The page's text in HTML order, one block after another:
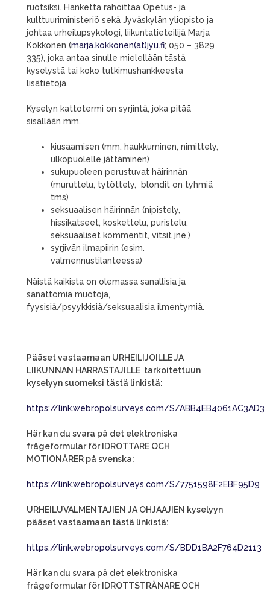
ruotsiksi. Hanketta rahoittaa Opetus- ja
kulttuuriministeriö sekä Jyväskylän yliopisto ja
johtaa urheilupsykologi, liikuntatieteilijä Marja
Kokkonen (marja.kokkonen(at)jyu.fi; 050 – 3829
335), joka antaa sinulle mielellään tästä
kyselystä tai koko tutkimushankkeesta
lisätietoja.
Kyselyn kattotermi on syrjintä, joka pitää
sisällään mm.
kiusaamisen (mm. haukkuminen, nimittely,
ulkopuolelle jättäminen)
sukupuoleen perustuvat häirinnän
(muruttelu, tytöttely, blondit on tyhmiä
tms)
seksuaalisen häirinnän (nipistely,
hissikatseet, koskettelu, puristelu,
seksuaaliset kommentit, vitsit jne.)
syrjivän ilmapiirin (esim.
valmennustilanteessa)
Näistä kaikista on olemassa sanallisia ja
sanattomia muotoja,
fyysisiä/psyykkisiä/seksuaalisia ilmentymiä.
Pääset vastaamaan URHEILIJOILLE JA
LIIKUNNAN HARRASTAJILLE tarkoitettuun
kyselyyn suomeksi tästä linkistä:
https://link.webropolsurveys.com/S/ABB4EB4061AC3AD3
Här kan du svara på det elektroniska
frågeformular för IDROTTARE OCH
MOTIONÄRER på svenska:
https://link.webropolsurveys.com/S/7751598F2EBF95D9
URHEILUVALMENTAJIEN JA OHJAAJIEN kyselyyn
pääset vastaamaan tästä linkistä:
https://link.webropolsurveys.com/S/BDD1BA2F764D2113
Här kan du svara på det elektroniska
frågeformular för IDROTTSTRÄNARE OCH